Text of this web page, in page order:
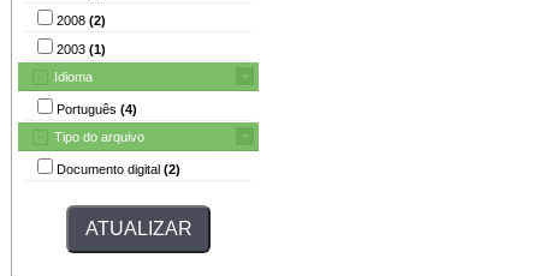
2008 (2)
2003 (1)
Idioma
Português (4)
Tipo do arquivo
Documento digital (2)